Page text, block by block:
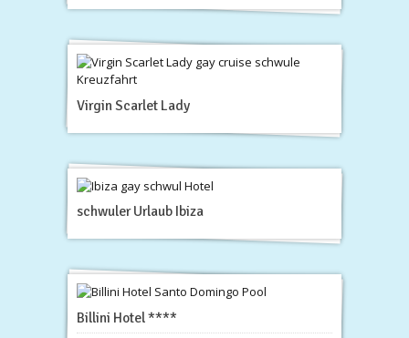
Virgin Scarlet Lady
schwuler Urlaub Ibiza
Billini Hotel ****